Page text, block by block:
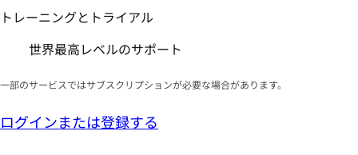
トレーニングとトライアル
世界最高レベルのサポート
一部のサービスではサブスクリプションが必要な場合があります。
ログインまたは登録する